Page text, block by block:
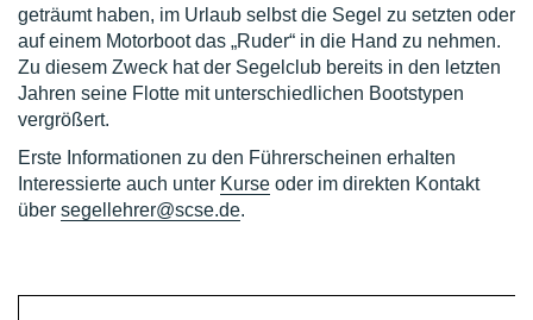
geträumt haben, im Urlaub selbst die Segel zu setzten oder
auf einem Motorboot das „Ruder“ in die Hand zu nehmen.
Zu diesem Zweck hat der Segelclub bereits in den letzten
Jahren seine Flotte mit unterschiedlichen Bootstypen
vergrößert.
Erste Informationen zu den Führerscheinen erhalten
Interessierte auch unter Kurse oder im direkten Kontakt
über segellehrer@scse.de.